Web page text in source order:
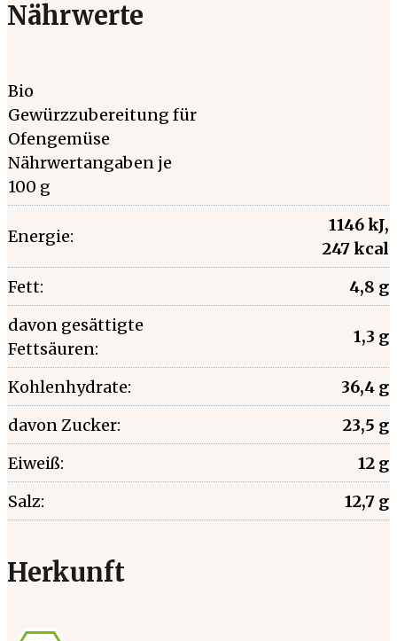
Nährwerte
Bio
Gewürzzubereitung für
Ofengemüse
Nährwertangaben je
100 g
Energie:
1146 kJ,
247 kcal
Fett:
4,8 g
davon gesättigte
Fettsäuren:
1,3 g
Kohlenhydrate:
36,4 g
davon Zucker:
23,5 g
Eiweiß:
12 g
Salz:
12,7 g
Herkunft